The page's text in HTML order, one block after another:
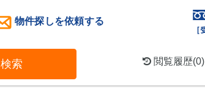
物件探しを依頼する
検索 閲覧履歴(0)